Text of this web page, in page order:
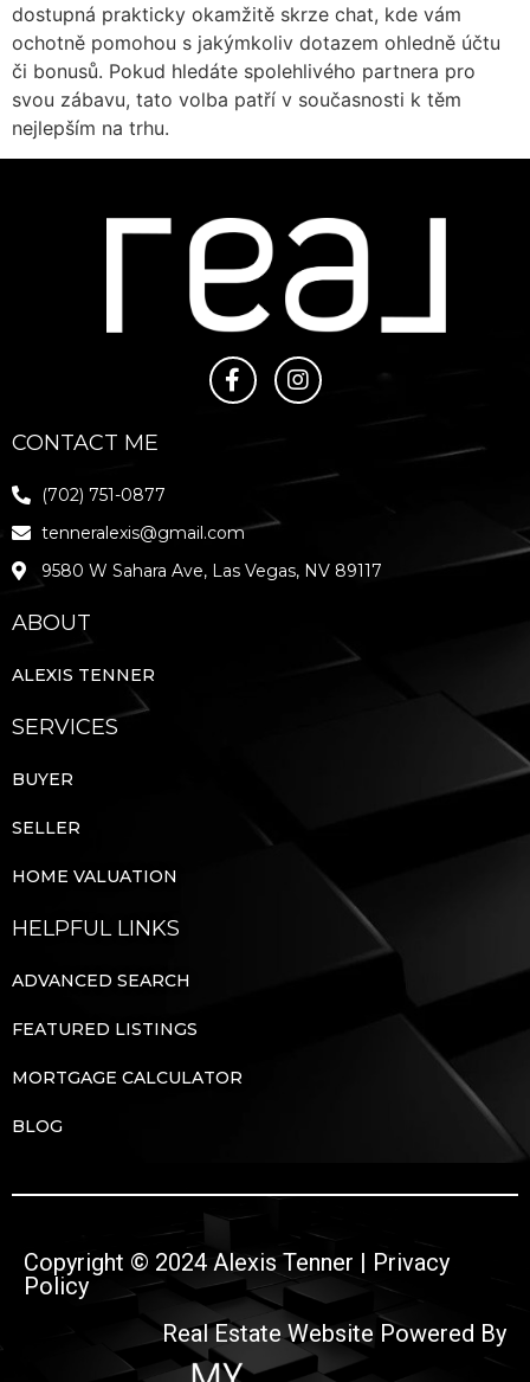
dostupná prakticky okamžitě skrze chat, kde vám
ochotně pomohou s jakýmkoliv dotazem ohledně účtu
či bonusů. Pokud hledáte spolehlivého partnera pro
svou zábavu, tato volba patří v současnosti k těm
nejlepším na trhu.
CONTACT ME
(702) 751-0877
tenneralexis@gmail.com
9580 W Sahara Ave, Las Vegas, NV 89117
ABOUT
ALEXIS TENNER
SERVICES
BUYER
SELLER
HOME VALUATION
HELPFUL LINKS
ADVANCED SEARCH
FEATURED LISTINGS
MORTGAGE CALCULATOR
BLOG
Copyright © 2024 Alexis Tenner | Privacy
Policy
Real Estate Website Powered By